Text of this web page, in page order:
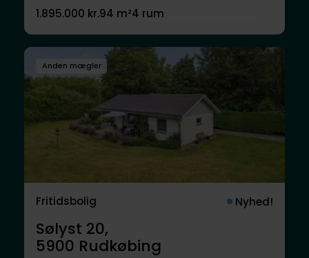
1.895.000 kr.94 m²4 rum
Anden mægler
Fritidsbolig Nyhed!
Sølyst 20,
5900 Rudkøbing